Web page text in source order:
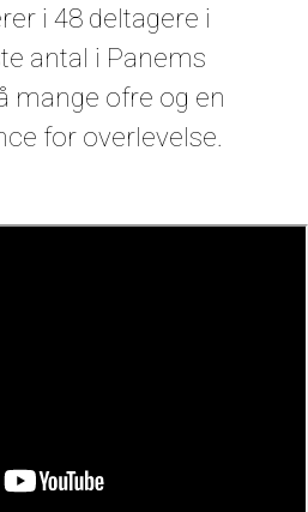
i 48 deltagere i
antal i Panems
mange ofre og en
for overlevelse.